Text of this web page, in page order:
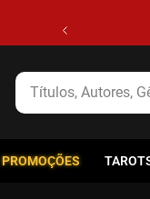
Títulos, Autores,
PROMOÇÕES